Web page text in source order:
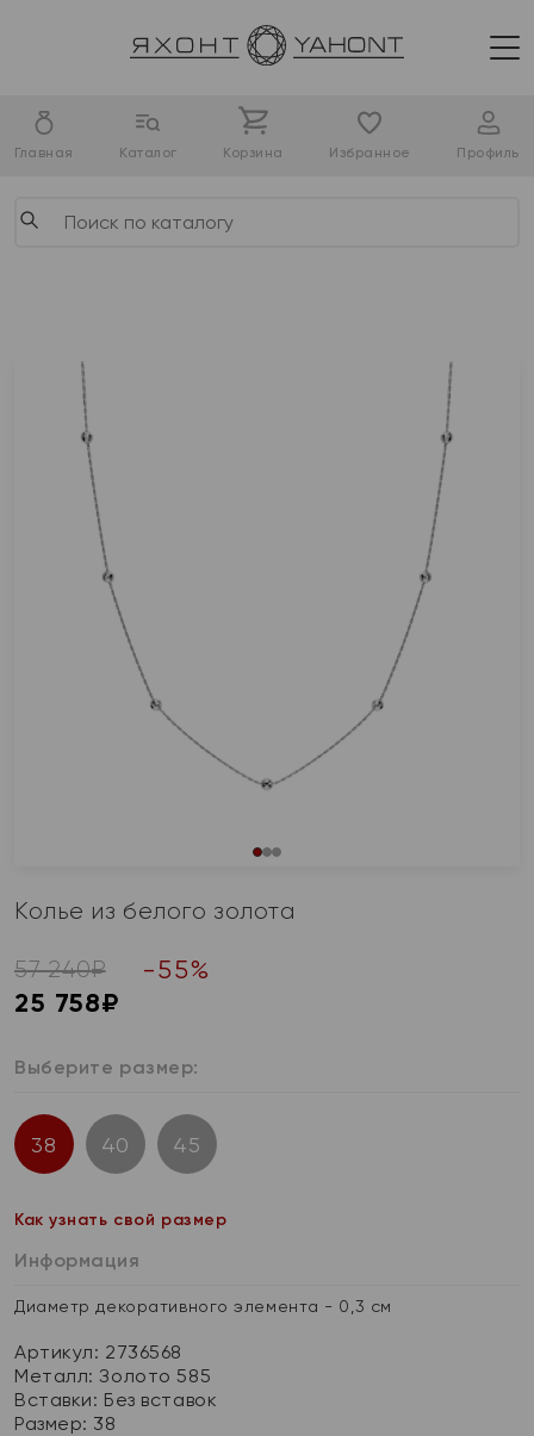
Главная Каталог Корзина Избранное Профиль
Колье из белого золота
57 240₽ -55%
25 758₽
Выберите размер:
38 40 45
Как узнать свой размер
Информация
Диаметр декоративного элемента - 0,3 см
Артикул: 2736568
Металл:Золото 585
Вставки: Без вставок
Размер: 38